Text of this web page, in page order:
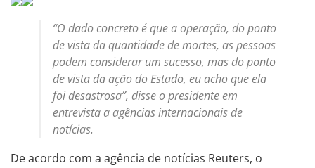
“O dado concreto é que a operação, do ponto
de vista da quantidade de mortes, as pessoas
podem considerar um sucesso, mas do ponto
de vista da ação do Estado, eu acho que ela
foi desastrosa”, disse o presidente em
entrevista a agências internacionais de
notícias.
De acordo com a agência de notícias Reuters, o